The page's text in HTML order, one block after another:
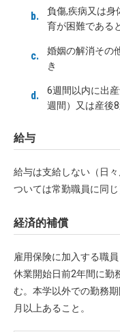
負傷,疾病又は身
育が困難である
婚姻の解消その
き
6週間以内に出
週間）又は産後
給与
給与は支給しない（日
ついては常勤職員に同じ
経済的補償
雇用保険に加入する職
休業開始日前2年間に勤
む。本学以外での勤務
月以上あること。